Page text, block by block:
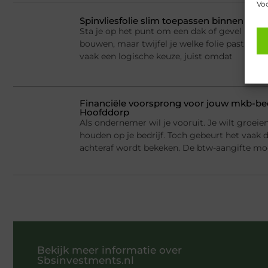
Spinvliesfolie slim toepassen binnen
Sta je op het punt om een dak of gevel
bouwen, maar twijfel je welke folie past bij
vaak een logische keuze, juist omdat
Financiële voorsprong voor jouw mkb-
Hoofddorp
Als ondernemer wil je vooruit. Je wilt
houden op je bedrijf. Toch gebeurt het vaak
achteraf wordt bekeken. De btw-aangifte
Bekijk meer informatie over
Sbsinvestments.nl